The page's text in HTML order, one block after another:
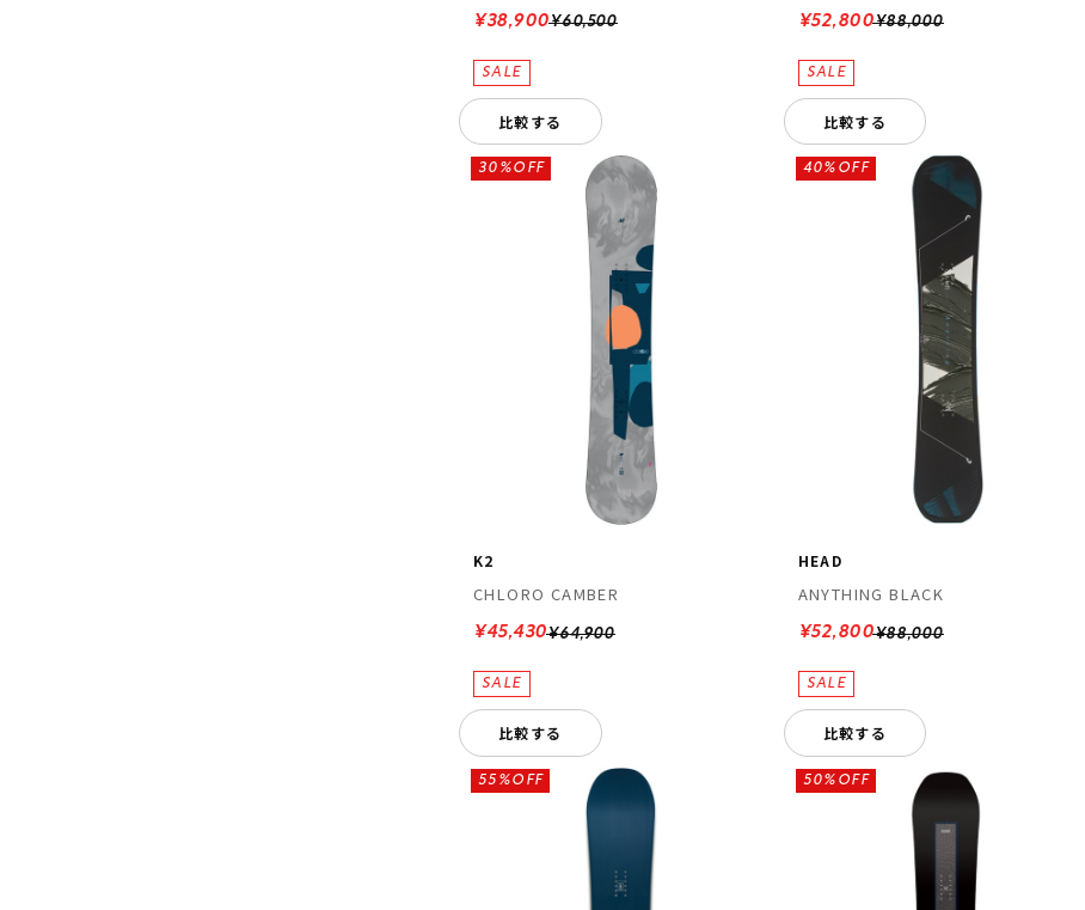
¥60,500
¥38,900
比較する
¥88,000
¥52,800
比較する
K2
CHLORO CAMBER
¥64,900
30%OFF
¥45,430
比較する
HEAD
ANYTHING BLACK
¥88,000
40%OFF
¥52,800
比較する
55%OFF 50%OFF